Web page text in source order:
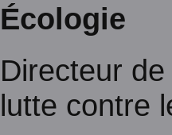
Écologie
Directeur
lutte contre